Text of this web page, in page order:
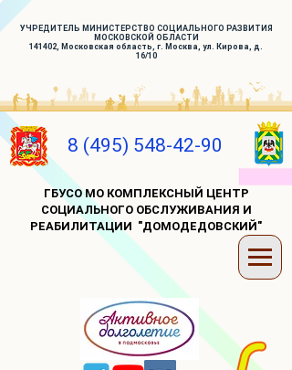
УЧРЕДИТЕЛЬ МИНИСТЕРСТВО СОЦИАЛЬНОГО РАЗВИТИЯ
МОСКОВСКОЙ ОБЛАСТИ
141402, Московская область, г. Москва, ул. Кирова, д.
16/10
8 (495) 548-42-90
ГБУСО МО КОМПЛЕКСНЫЙ ЦЕНТР
СОЦИАЛЬНОГО ОБСЛУЖИВАНИЯ И
РЕАБИЛИТАЦИИ "ДОМОДЕДОВСКИЙ"